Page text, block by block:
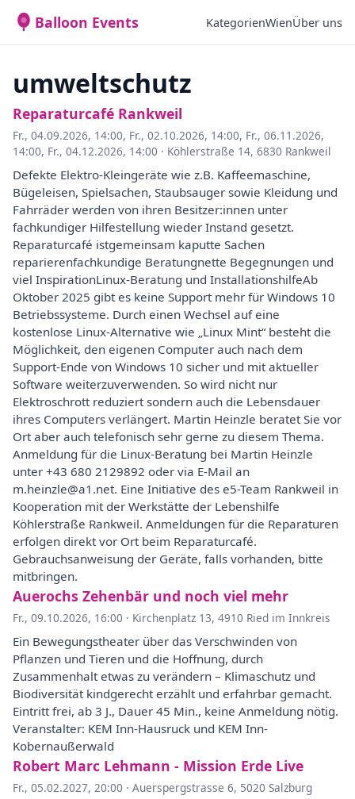
Balloon Events KategorienWienÜber uns
umweltschutz
Reparaturcafé Rankweil
Fr., 04.09.2026, 14:00, Fr., 02.10.2026, 14:00, Fr., 06.11.2026,
14:00, Fr., 04.12.2026, 14:00 · Köhlerstraße 14, 6830 Rankweil
Defekte Elektro-Kleingeräte wie z.B. Kaffeemaschine,
Bügeleisen, Spielsachen, Staubsauger sowie Kleidung und
Fahrräder werden von ihren Besitzer:innen unter
fachkundiger Hilfestellung wieder Instand gesetzt.
Reparaturcafé istgemeinsam kaputte Sachen
reparierenfachkundige Beratungnette Begegnungen und
viel InspirationLinux-Beratung und InstallationshilfeAb
Oktober 2025 gibt es keine Support mehr für Windows 10
Betriebssysteme. Durch einen Wechsel auf eine
kostenlose Linux-Alternative wie „Linux Mint“ besteht die
Möglichkeit, den eigenen Computer auch nach dem
Support-Ende von Windows 10 sicher und mit aktueller
Software weiterzuverwenden. So wird nicht nur
Elektroschrott reduziert sondern auch die Lebensdauer
ihres Computers verlängert. Martin Heinzle beratet Sie vor
Ort aber auch telefonisch sehr gerne zu diesem Thema.
Anmeldung für die Linux-Beratung bei Martin Heinzle
unter +43 680 2129892 oder via E-Mail an
m.heinzle@a1.net. Eine Initiative des e5-Team Rankweil in
Kooperation mit der Werkstätte der Lebenshilfe
Köhlerstraße Rankweil. Anmeldungen für die Reparaturen
erfolgen direkt vor Ort beim Reparaturcafé.
Gebrauchsanweisung der Geräte, falls vorhanden, bitte
mitbringen.
Auerochs Zehenbär und noch viel mehr
Fr., 09.10.2026, 16:00 · Kirchenplatz 13, 4910 Ried im Innkreis
Ein Bewegungstheater über das Verschwinden von
Pflanzen und Tieren und die Hoffnung, durch
Zusammenhalt etwas zu verändern – Klimaschutz und
Biodiversität kindgerecht erzählt und erfahrbar gemacht.
Eintritt frei, ab 3 J., Dauer 45 Min., keine Anmeldung nötig.
Veranstalter: KEM Inn-Hausruck und KEM Inn-
Kobernaußerwald
Robert Marc Lehmann - Mission Erde Live
Fr., 05.02.2027, 20:00 · Auerspergstrasse 6, 5020 Salzburg